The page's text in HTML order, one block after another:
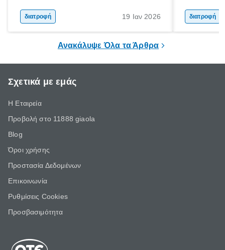
δημητριακά ολικής άλεσης, άφθονο νερό,
και ένας ημερήσιος περίπατος 20 λεπτών
διατροφή 19 Ιαν 2026
ακόμα
γιατί θα
διατροφή
Ανακάλυψε Όλα τα Άρθρα
Σχετικά με εμάς
Η Εταιρεία
Προβολή στο 11888 giaola
Blog
Όροι χρήσης
Προστασία Δεδομένων
Επικοινωνία
Ρυθμίσεις Cookies
Προσβασιμότητα